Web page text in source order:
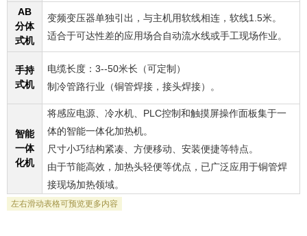
AB
分体
式机
变频变压器单独引出，与主机用软线相连，软线1.5米。
适合于可达性差的应用场合自动流水线或手工现场作业。
手持
式机
电缆长度：3--50米长（可定制）
制冷管路行业（铜管焊接，接头焊接）。
智能
一体
化机
将感应电源、冷水机、PLC控制和触摸屏操作面板集于一
体的智能一体化加热机。
尺寸小巧结构紧凑、方便移动、安装便捷等特点。
由于节能高效，加热头轻便等优点，已广泛应用于铜管焊
接现场加热领域。